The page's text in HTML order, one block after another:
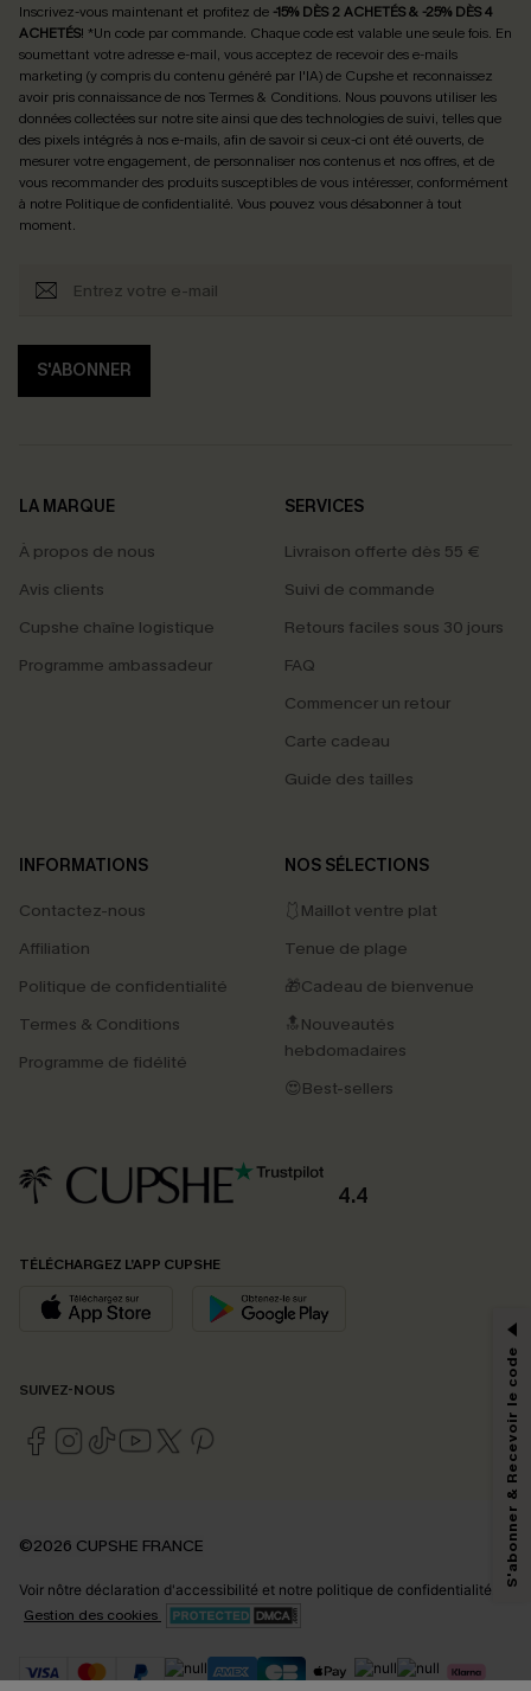
Inscrivez-vous maintenant et profitez de -15% DÈS 2 ACHETÉS & -25% DÈS 4
ACHETÉS! *Un code par commande. Chaque code est valable une seule fois. En
soumettant votre adresse e-mail, vous acceptez de recevoir des e-mails
marketing (y compris du contenu généré par l'IA) de Cupshe et reconnaissez
avoir pris connaissance de nosTermes & Conditions. Nous pouvons utiliser les
données collectées sur notre site ainsi que des technologies de suivi, telles que
des pixels intégrés à nos e-mails, afin de savoir si ceux-ci ont été ouverts, de
mesurer votre engagement, de personnaliser nos contenus et nos offres, et de
vous recommander des produits susceptibles de vous intéresser, conformément
à notre Politique de confidentialité. Vous pouvez vous désabonner à tout
moment.
S'ABONNER
LA MARQUE
À propos de nous
Avis clients
Cupshe chaîne logistique
Programme ambassadeur
SERVICES
Livraison offerte dès 55 €
Suivi de commande
Retours faciles sous 30 jours
FAQ
Commencer un retour
Carte cadeau
Guide des tailles
INFORMATIONS
Contactez-nous
Affiliation
Politique de confidentialité
Termes & Conditions
Programme de fidélité
NOS SÉLECTIONS
🩱Maillot ventre plat
Tenue de plage
🎁Cadeau de bienvenue
🔝Nouveautés
hebdomadaires
😍Best-sellers
4.4
TÉLÉCHARGEZ L’APP CUPSHE
SUIVEZ-NOUS
©2026 CUPSHE FRANCE
Voir nôtre déclaration d'accessibilité et notre politique de confidentialité.
Gestion des cookies
PROFITEZ DE -15%
-15% dès 2 Achetés par E-mail
En soumettant votre adresse e-mail, vous acceptez de recevoir des e-mails
marketing (y compris du contenu généré par l'IA) de Cupshe et
personnaliser nos contenus et nos offres, et de vous recommander des
Politique de
confidentialité. Vous pouvez vous désabonner à tout moment.
S'abonner & Recevoir le code